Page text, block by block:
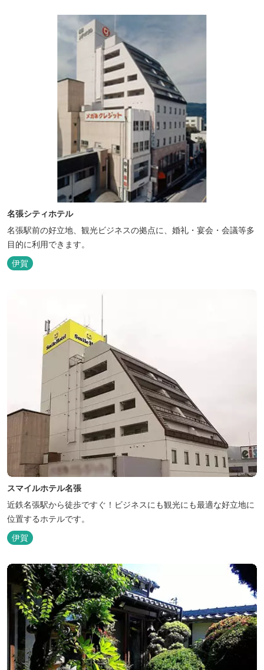
名張シティホテル
名張駅前の好立地、観光ビジネスの拠点に、婚礼・宴会・会議等多
目的に利用できます。
伊賀
スマイルホテル名張
近鉄名張駅から徒歩ですぐ！ビジネスにも観光にも最適な好立地に
位置するホテルです。
伊賀